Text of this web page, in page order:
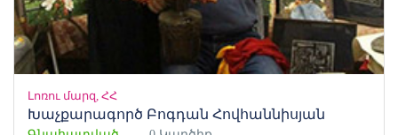
Լոռու մարզ, ՀՀ
Խաչքարագործ Բոգդան Հովհաննիսյան